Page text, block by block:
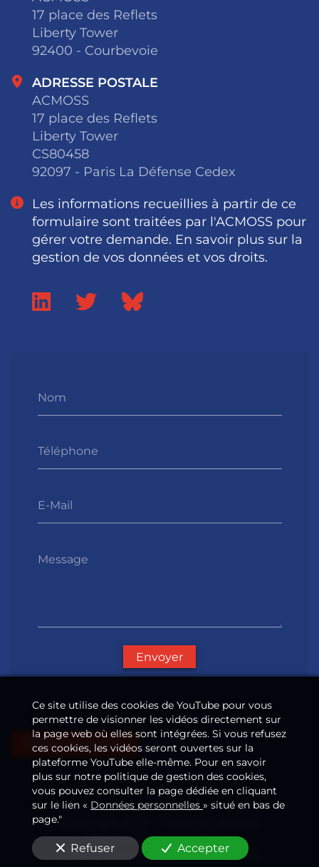
Nom
Téléphone
E-Mail
Message
Envoyer
17 place des Reflets
Liberty Tower
92400 - Courbevoie
ADRESSE POSTALE
ACMOSS
17 place des Reflets
Liberty Tower
CS80458
92097 - Paris La Défense Cedex
Les informations recueillies à partir de ce
formulaire sont traitées par l'ACMOSS pour
gérer votre demande. En savoir plus sur la
gestion de vos données et vos droits.
Offres d'emploi
Copyright 2026
—
Données personnelles—
Modifier vos préférences de cookies
Ce site utilise des cookies de YouTube pour vous
permettre de visionner les vidéos directement sur
la page web où elles sont intégrées. Si vous refusez
ces cookies, les vidéos seront ouvertes sur la
plateforme YouTube elle-même. Pour en savoir
plus sur notre politique de gestion des cookies,
vous pouvez consulter la page dédiée en cliquant
sur le lien « Données personnelles » situé en bas de
page."
Refuser Accepter